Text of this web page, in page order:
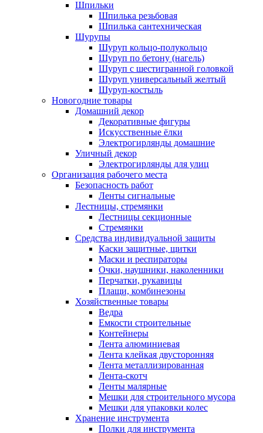
Шпильки
Шпилька резьбовая
Шпилька сантехническая
Шурупы
Шуруп кольцо-полукольцо
Шуруп по бетону (нагель)
Шуруп с шестигранной головкой
Шуруп универсальный желтый
Шуруп-костыль
Новогодние товары
Домашний декор
Декоративные фигуры
Искусственные ёлки
Электрогирлянды домашние
Уличный декор
Электрогирлянды для улиц
Организация рабочего места
Безопасность работ
Ленты сигнальные
Лестницы, стремянки
Лестницы секционные
Стремянки
Средства индивидуальной защиты
Каски защитные, щитки
Маски и респираторы
Очки, наушники, наколенники
Перчатки, рукавицы
Плащи, комбинезоны
Хозяйственные товары
Ведра
Емкости строительные
Контейнеры
Лента алюминиевая
Лента клейкая двусторонняя
Лента металлизированная
Лента-скотч
Ленты малярные
Мешки для строительного мусора
Мешки для упаковки колес
Хранение инструмента
Полки для инструмента